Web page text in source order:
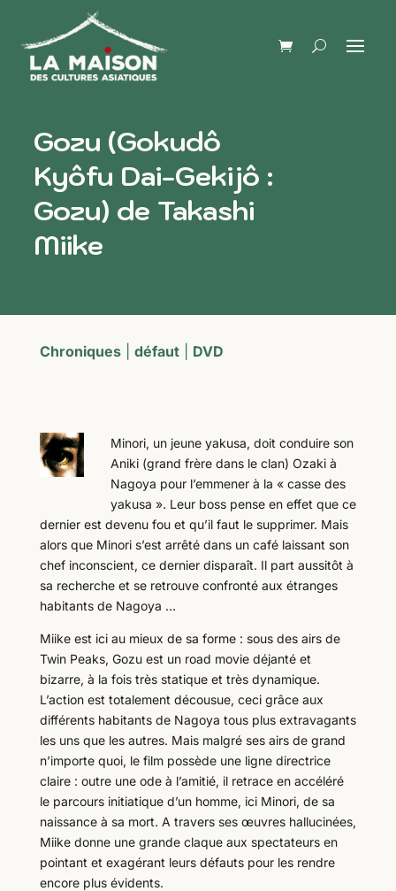
Gozu (Gokudô
Kyôfu Dai-Gekijô :
Gozu) de Takashi
Miike
Chroniques| défaut| DVD
Minori, un jeune yakusa, doit conduire son
Aniki (grand frère dans le clan) Ozaki à
Nagoya pour l’emmener à la « casse des
yakusa ». Leur boss pense en effet que ce
dernier est devenu fou et qu’il faut le supprimer. Mais
alors que Minori s’est arrêté dans un café laissant son
chef inconscient, ce dernier disparaît. Il part aussitôt à
sa recherche et se retrouve confronté aux étranges
habitants de Nagoya …
Miike est ici au mieux de sa forme : sous des airs de
Twin Peaks, Gozu est un road movie déjanté et
bizarre, à la fois très statique et très dynamique.
L’action est totalement décousue, ceci grâce aux
différents habitants de Nagoya tous plus extravagants
les uns que les autres. Mais malgré ses airs de grand
n’importe quoi, le film possède une ligne directrice
claire : outre une ode à l’amitié, il retrace en accéléré
le parcours initiatique d’un homme, ici Minori, de sa
naissance à sa mort. A travers ses œuvres hallucinées,
Miike donne une grande claque aux spectateurs en
pointant et exagérant leurs défauts pour les rendre
encore plus évidents.